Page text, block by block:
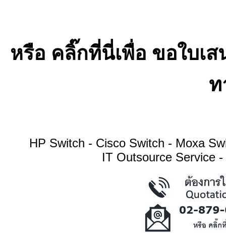
หรือ คลิ๊กที่นี่เพื่อ ขอใบเ
ท
HP Switch - Cisco Switch - Moxa
IT Outsource Service